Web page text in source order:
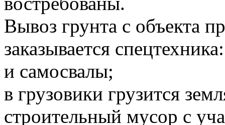
Вывоз грунта с объекта
заказывается
и самосвалы;
в грузовики грузится
строительный мусор с